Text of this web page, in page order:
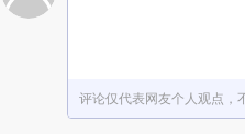
评论仅代表网友个人观点，